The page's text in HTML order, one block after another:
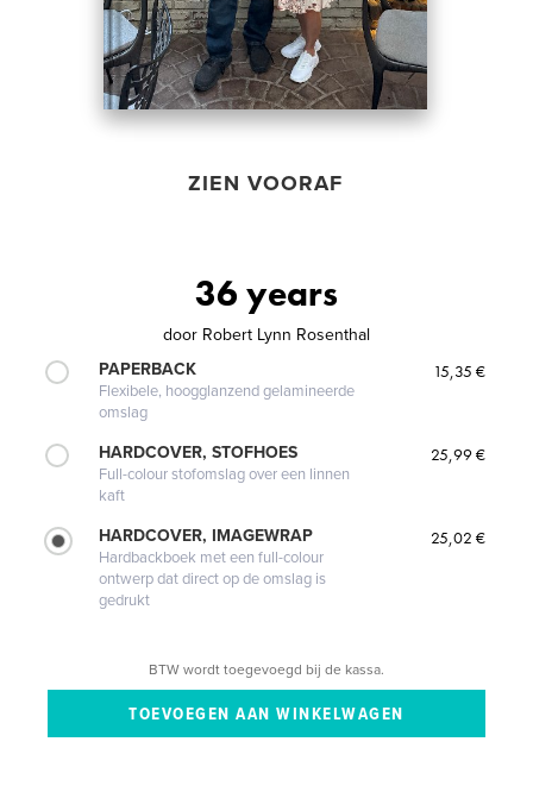
ZIEN VOORAF
36 years
door Robert Lynn Rosenthal
PAPERBACK
Flexibele, hoogglanzend gelamineerde
omslag
15,35 €
HARDCOVER, STOFHOES
Full-colour stofomslag over een linnen
kaft
25,99 €
HARDCOVER, IMAGEWRAP
Hardbackboek met een full-colour
ontwerp dat direct op de omslag is
gedrukt
25,02 €
BTW wordt toegevoegd bij de kassa.